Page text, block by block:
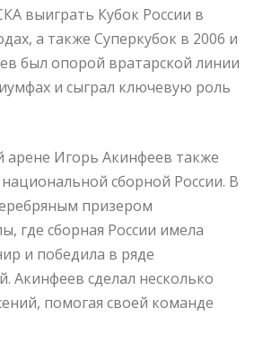
выиграть Кубок России в
а также Суперкубок в 2006 и
был опорой вратарской линии
и сыграл ключевую роль
Игорь Акинфеев также
национальной сборной России. В
призером
где сборная России имела
и победила в ряде
Акинфеев сделал несколько
помогая своей команде